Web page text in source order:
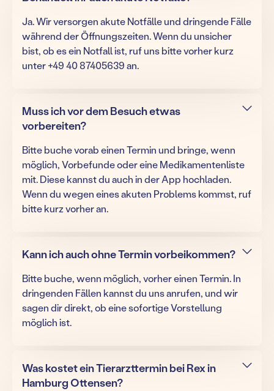
Ja. Wir versorgen akute Notfälle und dringende Fälle
während der Öffnungszeiten. Wenn du unsicher
bist, ob es ein Notfall ist, ruf uns bitte vorher kurz
unter +49 40 87405639 an.
Muss ich vor dem Besuch etwas
vorbereiten?
Bitte buche vorab einen Termin und bringe, wenn
möglich, Vorbefunde oder eine Medikamentenliste
mit. Diese kannst du auch in der App hochladen.
Wenn du wegen eines akuten Problems kommst, ruf
bitte kurz vorher an.
Kann ich auch ohne Termin vorbeikommen?
Bitte buche, wenn möglich, vorher einen Termin. In
dringenden Fällen kannst du uns anrufen, und wir
sagen dir direkt, ob eine sofortige Vorstellung
möglich ist.
Was kostet ein Tierarzttermin bei Rex in
Hamburg Ottensen?